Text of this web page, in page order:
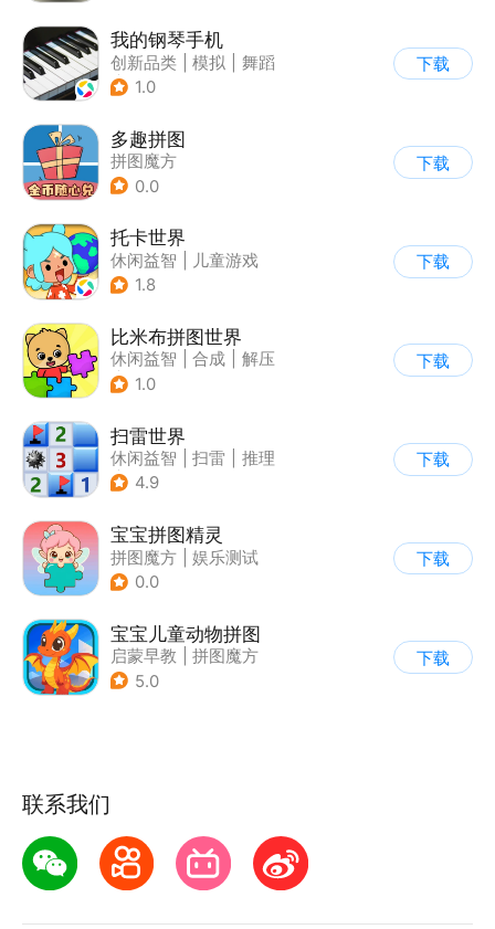
我的钢琴手机
创新品类 模拟
舞蹈
| 写实
1.0
下载
多趣拼图
拼图魔方
0.0
下载
托卡世界
休闲益智
儿童游戏
1.8
下载
比米布拼图世界
休闲益智 合成
解压
| 学习教育
1.0
下载
扫雷世界
休闲益智 扫雷
推理
| 单机
4.9
下载
宝宝拼图精灵
拼图魔方
娱乐测试
0.0
下载
宝宝儿童动物拼图
启蒙早教
拼图魔方
5.0
下载
联系我们